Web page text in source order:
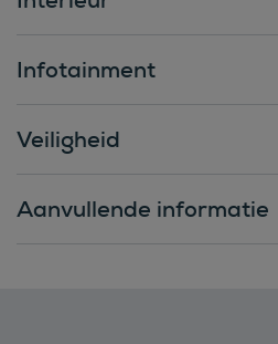
Infotainment
Veiligheid
Aanvullende informatie